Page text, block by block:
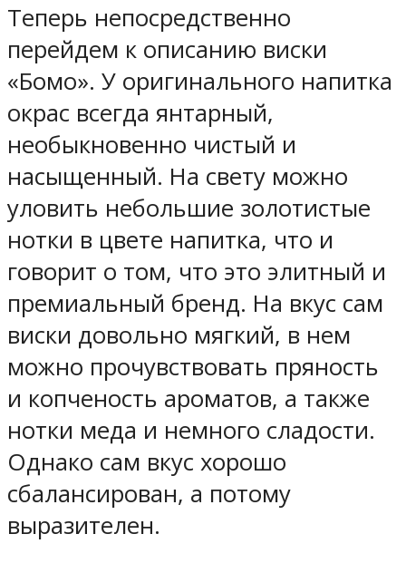
Теперь непосредственно
перейдем к описанию виски
«Бомо». У оригинального напитка
окрас всегда янтарный,
необыкновенно чистый и
насыщенный. На свету можно
уловить небольшие золотистые
нотки в цвете напитка, что и
говорит о том, что это элитный и
премиальный бренд. На вкус сам
виски довольно мягкий, в нем
можно прочувствовать пряность
и копченость ароматов, а также
нотки меда и немного сладости.
Однако сам вкус хорошо
сбалансирован, а потому
выразителен.